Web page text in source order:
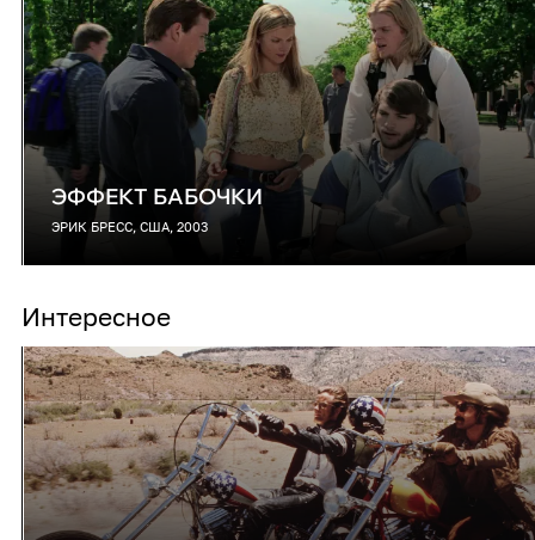
ЭФФЕКТ БАБОЧКИ
ЭРИК БРЕСС, США, 2003
Интересное